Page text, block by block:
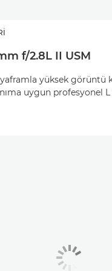
f/2.8L II USM
yüksek görüntü
uygun profesyonel L